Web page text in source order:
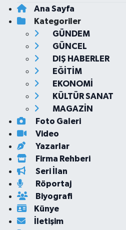
Ana Sayfa
Kategoriler
GÜNDEM
GÜNCEL
DIŞ HABERLER
EĞİTİM
EKONOMİ
KÜLTÜR SANAT
MAGAZİN
Foto Galeri
Video
Yazarlar
Firma Rehberi
Seri İlan
Röportaj
Biyografi
Künye
İletişim